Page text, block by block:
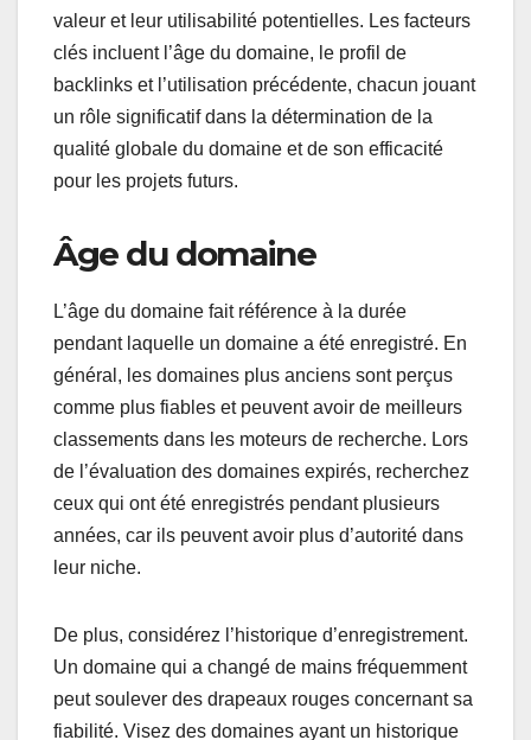
valeur et leur utilisabilité potentielles. Les facteurs
clés incluent l’âge du domaine, le profil de
backlinks et l’utilisation précédente, chacun jouant
un rôle significatif dans la détermination de la
qualité globale du domaine et de son efficacité
pour les projets futurs.
Âge du domaine
L’âge du domaine fait référence à la durée
pendant laquelle un domaine a été enregistré. En
général, les domaines plus anciens sont perçus
comme plus fiables et peuvent avoir de meilleurs
classements dans les moteurs de recherche. Lors
de l’évaluation des domaines expirés, recherchez
ceux qui ont été enregistrés pendant plusieurs
années, car ils peuvent avoir plus d’autorité dans
leur niche.
De plus, considérez l’historique d’enregistrement.
Un domaine qui a changé de mains fréquemment
peut soulever des drapeaux rouges concernant sa
fiabilité. Visez des domaines ayant un historique